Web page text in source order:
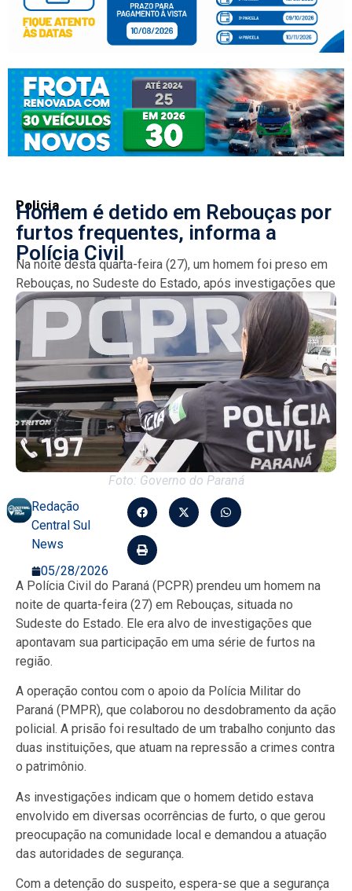
Policia
Homem é detido em Rebouças por
furtos frequentes, informa a
Polícia Civil
Na noite desta quarta-feira (27), um homem foi preso em
Rebouças, no Sudeste do Estado, após investigações que
o ligam a diversos furtos. A ação...
Foto: Governo do Paraná
Redação
Central Sul
News
05/28/2026
A Polícia Civil do Paraná (PCPR) prendeu um homem na
noite de quarta-feira (27) em Rebouças, situada no
Sudeste do Estado. Ele era alvo de investigações que
apontavam sua participação em uma série de furtos na
região.
A operação contou com o apoio da Polícia Militar do
Paraná (PMPR), que colaborou no desdobramento da ação
policial. A prisão foi resultado de um trabalho conjunto das
duas instituições, que atuam na repressão a crimes contra
o patrimônio.
As investigações indicam que o homem detido estava
envolvido em diversas ocorrências de furto, o que gerou
preocupação na comunidade local e demandou a atuação
das autoridades de segurança.
Com a detenção do suspeito, espera-se que a segurança